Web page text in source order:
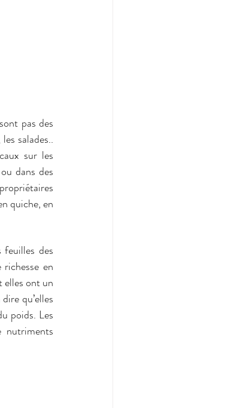
pas des
salades..
sur les
dans des
quiche, en
des
en
elles ont un
qu’elles
poids. Les
nutriments